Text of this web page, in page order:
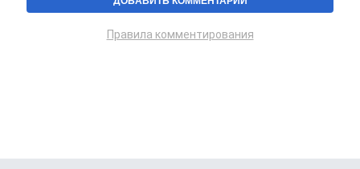
Правила комментирования